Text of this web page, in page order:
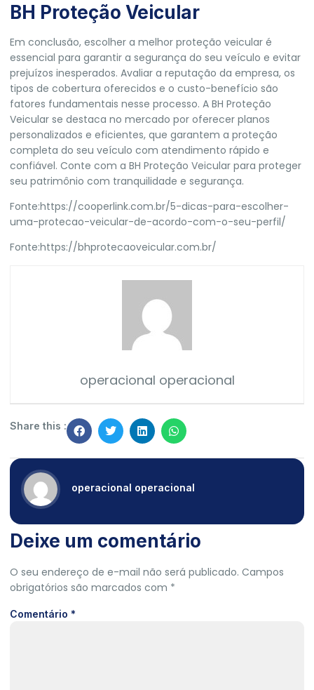
BH Proteção Veicular
Em conclusão, escolher a melhor proteção veicular é
essencial para garantir a segurança do seu veículo e evitar
prejuízos inesperados. Avaliar a reputação da empresa, os
tipos de cobertura oferecidos e o custo-benefício são
fatores fundamentais nesse processo. A BH Proteção
Veicular se destaca no mercado por oferecer planos
personalizados e eficientes, que garantem a proteção
completa do seu veículo com atendimento rápido e
confiável. Conte com a BH Proteção Veicular para proteger
seu patrimônio com tranquilidade e segurança.
Fonte:https://cooperlink.com.br/5-dicas-para-escolher-
uma-protecao-veicular-de-acordo-com-o-seu-perfil/
Fonte:https://bhprotecaoveicular.com.br/
operacional operacional
Share this :
operacional operacional
Deixe um comentário
O seu endereço de e-mail não será publicado. Campos
obrigatórios são marcados com *
Comentário *